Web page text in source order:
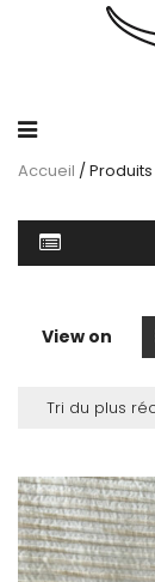
Accueil /
View on